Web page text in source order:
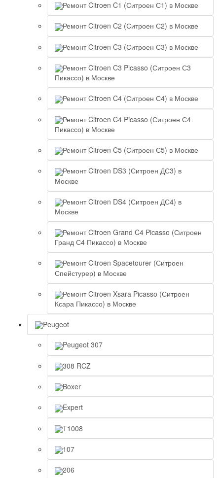
Ремонт Citroen C1 (Ситроен С1) в Москве
Ремонт Citroen C2 (Ситроен С2) в Москве
Ремонт Citroen C3 (Ситроен С3) в Москве
Ремонт Citroen C3 Picasso (Ситроен С3
Пикассо) в Москве
Ремонт Citroen C4 (Ситроен С4) в Москве
Ремонт Citroen C4 Picasso (Ситроен С4
Пикассо) в Москве
Ремонт Citroen C5 (Ситроен С5) в Москве
Ремонт Citroen DS3 (Ситроен ДС3) в
Москве
Ремонт Citroen DS4 (Ситроен ДС4) в
Москве
Ремонт Citroen Grand C4 Picasso (Ситроен
Гранд С4 Пикассо) в Москве
Ремонт Citroen Spacetourer (Ситроен
Спейстурер) в Москве
Ремонт Citroen Xsara Picasso (Ситроен
Ксара Пикассо) в Москве
Peugeot
Peugeot 307
308 RCZ
Boxer
Expert
T1008
107
206